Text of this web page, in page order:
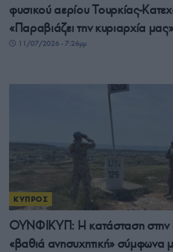
φυσικού αερίου Τουρκίας-
«Παραβιάζει την κυριαρχία μας»
11/07/2026 - 7:26μμ
ΚΥΠΡΟΣ
ΟΥΝΦΙΚΥΠ: Η κατάσταση στην
«βαθιά ανησυχητική» σύμφωνα